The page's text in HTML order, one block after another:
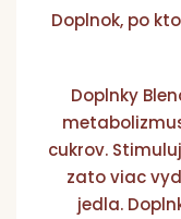
Doplnok, po
Doplnky
cukrov.
zato viac
jedla.